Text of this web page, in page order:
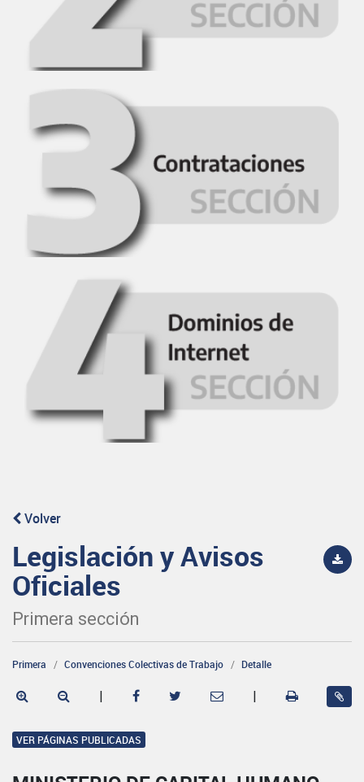
Volver
Legislación y Avisos
Oficiales
Primera sección
Primera Convenciones Colectivas de Trabajo Detalle
| |
VER PÁGINAS PUBLICADAS